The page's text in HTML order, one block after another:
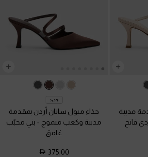
مدببة
فاتح
جديد
حذاء ميول ساتان أردن بمقدمة
مدببة وكعب متموج - بني محبّب
غامق
375.00